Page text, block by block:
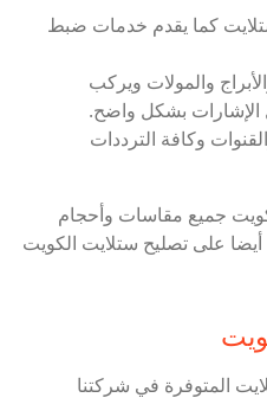
كما يقدم خدمات ضبط
والمولات ويركب
الإشارات بشكل واضح.
وكافة الترددات
جميع مقاسات وأحجام
أيضا على تصليح ستلايت الكويت
المتوفرة في شركتنا